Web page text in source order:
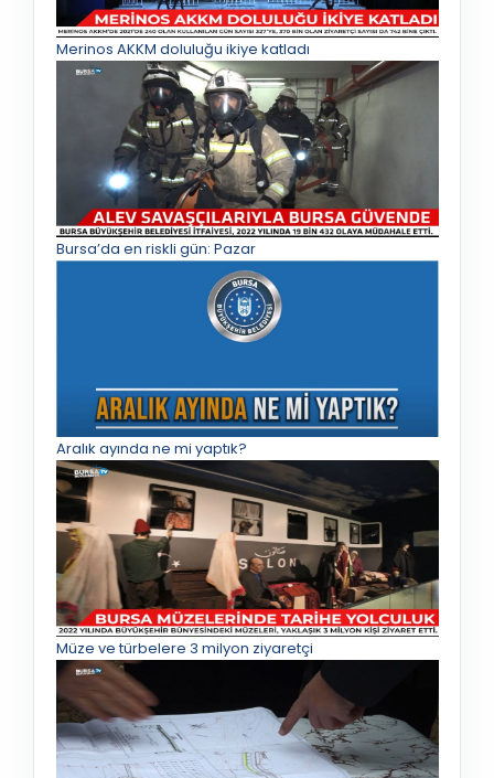
Merinos AKKM doluluğu ikiye katladı
Bursa’da en riskli gün: Pazar
Aralık ayında ne mi yaptık?
Müze ve türbelere 3 milyon ziyaretçi